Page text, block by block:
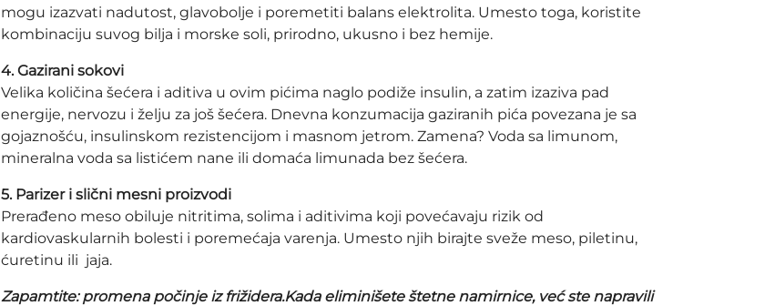
mogu izazvati nadutost, glavobolje i poremetiti balans elektrolita. Umesto toga, koristite
kombinaciju suvog bilja i morske soli, prirodno, ukusno i bez hemije.
4. Gazirani sokovi
Velika količina šećera i aditiva u ovim pićima naglo podiže insulin, a zatim izaziva pad
energije, nervozu i želju za još šećera. Dnevna konzumacija gaziranih pića povezana je sa
gojaznošću, insulinskom rezistencijom i masnom jetrom. Zamena? Voda sa limunom,
mineralna voda sa listićem nane ili domaća limunada bez šećera.
5. Parizer i slični mesni proizvodi
Prerađeno meso obiluje nitritima, solima i aditivima koji povećavaju rizik od
kardiovaskularnih bolesti i poremećaja varenja. Umesto njih birajte sveže meso, piletinu,
ćuretinu ili jaja.
Zapamtite: promena počinje iz frižidera.Kada eliminišete štetne namirnice, već ste napravili